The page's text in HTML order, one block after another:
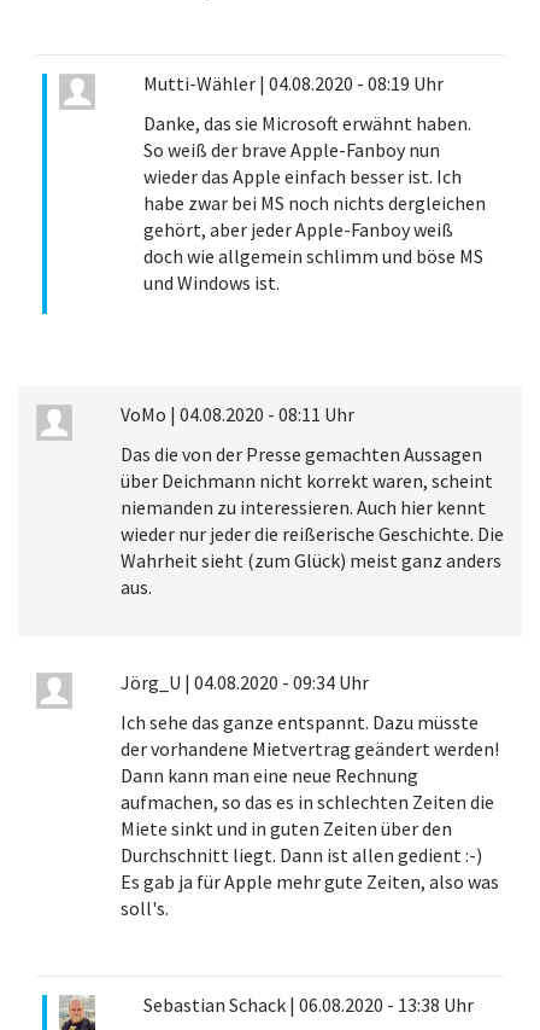
Mutti-Wähler | 04.08.2020 - 08:19 Uhr
Danke, das sie Microsoft erwähnt haben.
So weiß der brave Apple-Fanboy nun
wieder das Apple einfach besser ist. Ich
habe zwar bei MS noch nichts dergleichen
gehört, aber jeder Apple-Fanboy weiß
doch wie allgemein schlimm und böse MS
und Windows ist.
VoMo | 04.08.2020 - 08:11 Uhr
Das die von der Presse gemachten Aussagen
über Deichmann nicht korrekt waren, scheint
niemanden zu interessieren. Auch hier kennt
wieder nur jeder die reißerische Geschichte. Die
Wahrheit sieht (zum Glück) meist ganz anders
aus.
Jörg_U | 04.08.2020 - 09:34 Uhr
Ich sehe das ganze entspannt. Dazu müsste
der vorhandene Mietvertrag geändert werden!
Dann kann man eine neue Rechnung
aufmachen, so das es in schlechten Zeiten die
Miete sinkt und in guten Zeiten über den
Durchschnitt liegt. Dann ist allen gedient :-)
Es gab ja für Apple mehr gute Zeiten, also was
soll's.
Sebastian Schack | 06.08.2020 - 13:38 Uhr